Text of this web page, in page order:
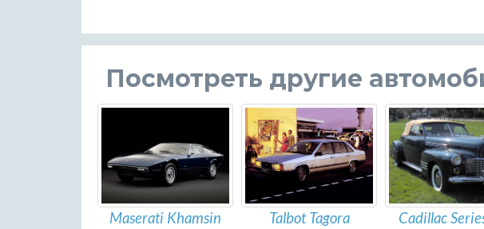
Посмотреть другие
Maserati Khamsin
Talbot Tagora
Cadillac